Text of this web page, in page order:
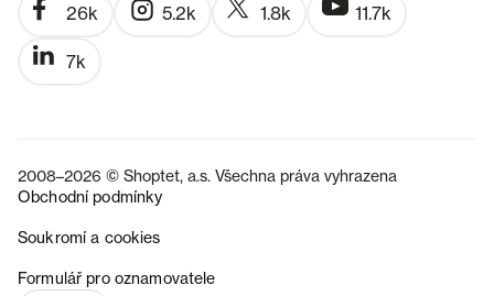
26k 5.2k 1.8k 11.7k
7k
2008–2026 © Shoptet, a.s. Všechna práva vyhrazena
Obchodní podmínky
Soukromí a cookies
Formulář pro oznamovatele